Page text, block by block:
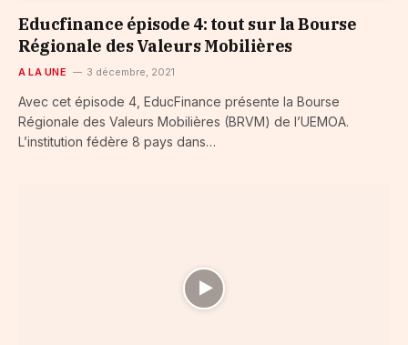
Educfinance épisode 4: tout sur la Bourse
Régionale des Valeurs Mobilières
A LA UNE 3 décembre, 2021
Avec cet épisode 4, EducFinance présente la Bourse
Régionale des Valeurs Mobilières (BRVM) de l’UEMOA.
L’institution fédère 8 pays dans…